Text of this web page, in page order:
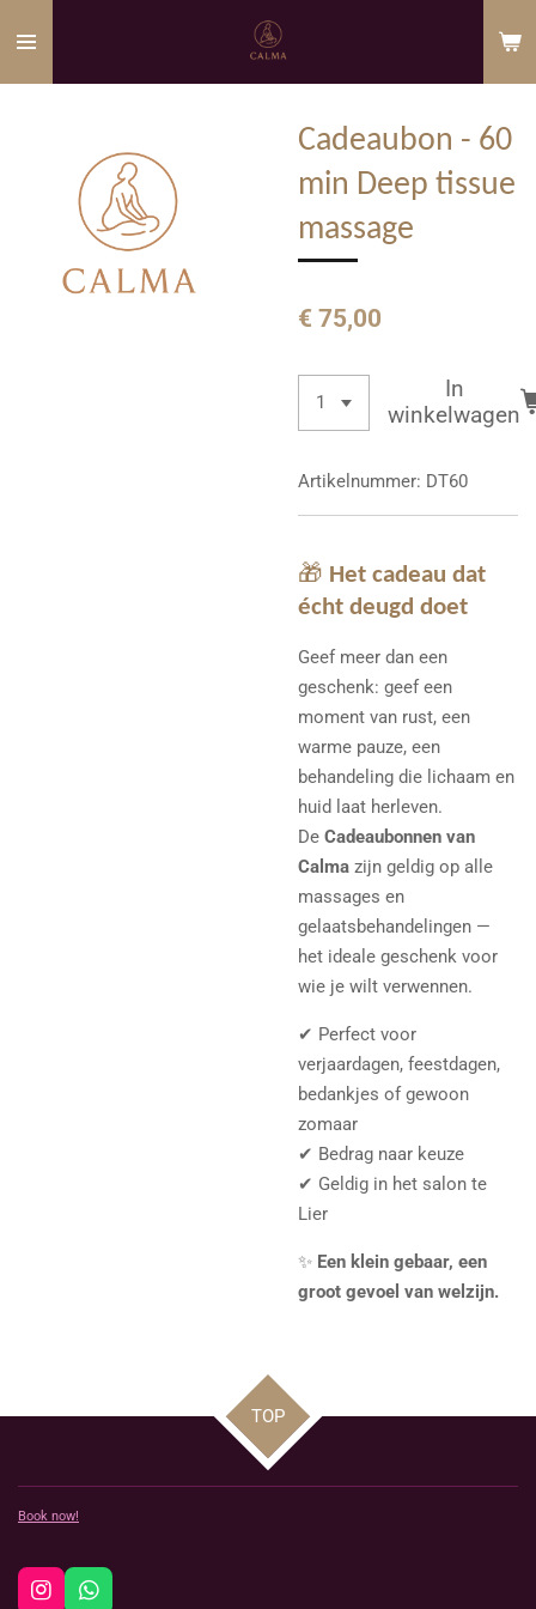
direct
naar
Cadeaubon - 60
min Deep tissue
massage
€ 75,00
In
winkelwagen
Artikelnummer: DT60
🎁 Het cadeau dat
écht deugd doet
Geef meer dan een
geschenk: geef een
moment van rust, een
warme pauze, een
behandeling die lichaam en
huid laat herleven.
De Cadeaubonnen van
Calma zijn geldig op alle
massages en
gelaatsbehandelingen —
het ideale geschenk voor
wie je wilt verwennen.
✔ Perfect voor
verjaardagen, feestdagen,
bedankjes of gewoon
zomaar
✔ Bedrag naar keuze
✔ Geldig in het salon te
Lier
✨ Een klein gebaar, een
groot gevoel van welzijn.
TOP
Book now!
I
W